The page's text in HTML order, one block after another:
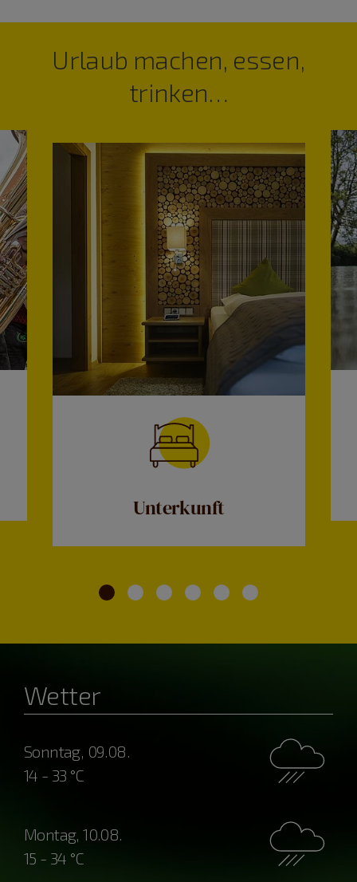
Urlaub machen, essen,
trinken…
Unterkunft
Wetter
Sonntag, 09.08.
14 - 33 °C
Montag, 10.08.
15 - 34 °C